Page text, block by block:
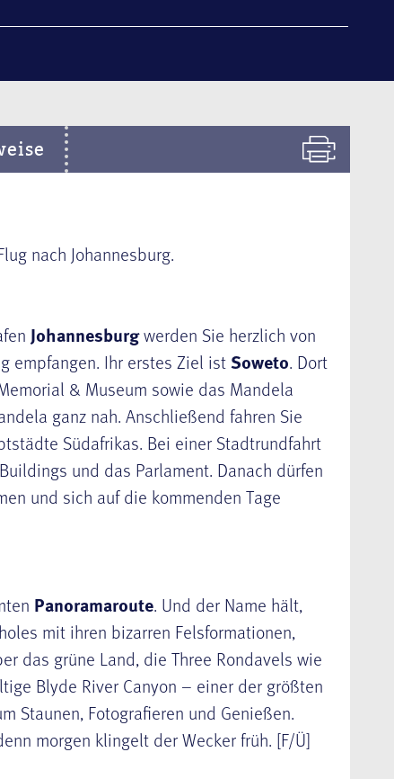
nach Johannesburg.
Johannesburgwerden Sie herzlich von
empfangen. Ihr erstes Ziel istSoweto. Dort
& Museum sowie das Mandela
ganz nah. Anschließend fahren Sie
Südafrikas. Bei einer Stadtrundfahrt
und das Parlament. Danach dürfen
und sich auf die kommenden Tage
Panoramaroute. Und der Name hält,
mit ihren bizarren Felsformationen,
das grüne Land, die Three Rondavels wie
Blyde River Canyon – einer der größten
Staunen, Fotografieren und Genießen.
morgen klingelt der Wecker früh. [F/Ü]